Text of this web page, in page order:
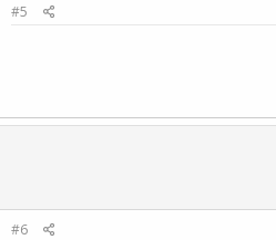
#5
#6